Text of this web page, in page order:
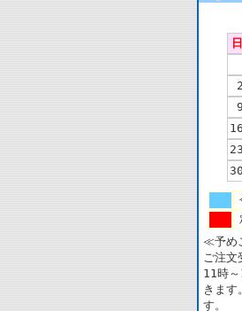
日
2
9
16
23
30
≪予め
ご注文
11時
きます
す。